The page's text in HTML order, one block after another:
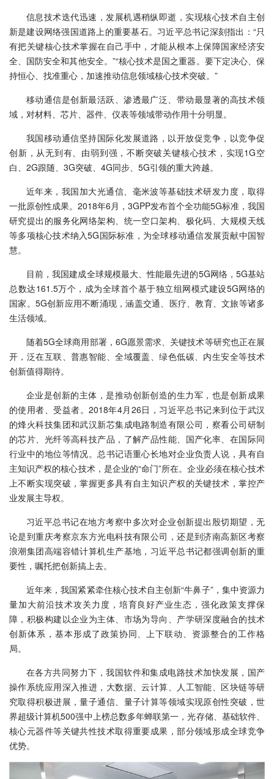
信息技术迭代迅速，发展机遇稍纵即逝，实现核心技术自主创
新是建设网络强国道路上的重要基石。习近平总书记深刻指出：“只
有把关键核心技术掌握在自己手中，才能从根本上保障国家经济安
全、国防安全和其他安全。”“核心技术是国之重器。要下定决心、保
持恒心、找准重心，加速推动信息领域核心技术突破。”
移动通信是创新最活跃、渗透最广泛、带动最显著的高技术领
域，对材料、芯片、器件、仪表等领域带动作用十分明显。
我国移动通信坚持国际化发展道路，以开放促竞争，以竞争促
创新，从无到有、由弱到强，不断突破关键核心技术，实现1G空
白、2G跟随、3G突破、4G同步、5G引领的重大跨越。
近年来，我国加大光通信、毫米波等基础技术研发力度，取得
一批原创性成果。2018年6月，3GPP发布首个全功能5G标准，我国
研究提出的服务化网络架构、统一空口架构、极化码、大规模天线
等多项核心技术纳入5G国际标准，为全球移动通信发展贡献中国智
慧。
目前，我国建成全球规模最大、性能最先进的5G网络，5G基站
总数达161.5万个，成为全球首个基于独立组网模式建设5G网络的
国家。5G创新应用不断涌现，涵盖交通、医疗、教育、文旅等诸多
生活领域。
随着5G全球商用部署，6G愿景需求、关键技术等研究也正在展
开，泛在互联、普惠智能、全域覆盖、绿色低碳、内生安全等技术
创新值得期待。
企业是创新的主体，是推动创新创造的生力军，也是创新成果
的使用者、受益者。2018年4月26日，习近平总书记来到位于武汉
的烽火科技集团和武汉新芯集成电路制造有限公司，察看公司研制
的芯片、光纤等高科技产品，了解产品性能、国产化率、在国际同
行业中的地位等情况。总书记语重心长地对企业负责人说，具有自
主知识产权的核心技术，是企业的“命门”所在。企业必须在核心技术
上不断实现突破，掌握更多具有自主知识产权的关键技术，掌控产
业发展主导权。
习近平总书记在地方考察中多次对企业创新提出殷切期望，无
论是到重庆考察京东方光电科技有限公司，还是到济南高新区考察
浪潮集团高端容错计算机生产基地，习近平总书记都强调创新的重
要性，嘱托把创新搞上去。
近年来，我国紧紧牵住核心技术自主创新“牛鼻子”，集中资源力
量加大前沿技术攻关力度，培育良好产业生态，强化政策支撑保
障，积极构建以企业为主体、市场为导向、产学研深度融合的技术
创新体系，基本形成了政策协同、上下联动、资源整合的工作格
局。
在各方共同努力下，我国软件和集成电路技术加快发展，国产
操作系统应用深入推进，大数据、云计算、人工智能、区块链等研
究取得积极进展，量子通信、量子计算等领域实现原创性突破，世
界超级计算机500强中上榜总数多年蝉联第一，光存储、基础软件、
核心元器件等关键共性技术取得重要成果，部分领域形成全球竞争
优势。